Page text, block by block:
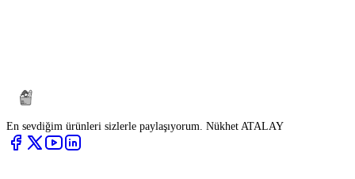
En sevdiğim ürünleri sizlerle paylaşıyorum. Nükhet ATALAY